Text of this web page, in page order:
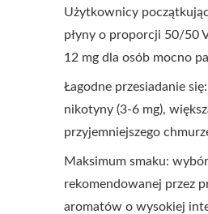
Użytkownicy
płyny o proporcji 50/50
12 mg dla osób mocno
Łagodne przesiadanie
nikotyny (3-6 mg),
przyjemniejszego
Maksimum smaku:
rekomendowanej przez
aromatów o wysokiej